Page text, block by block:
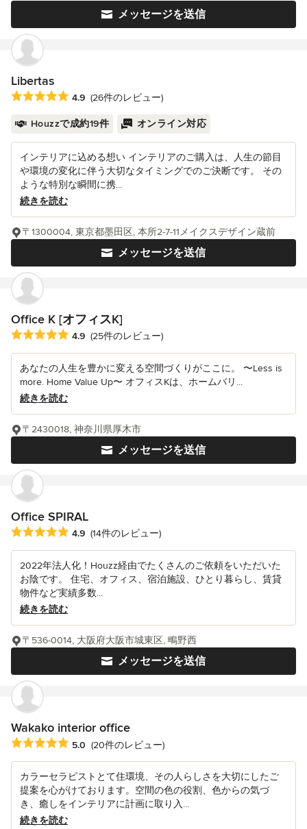
メッセージを送信
Libertas
平均評価：5つ星中 星4.9
4.9 (26件のレビュー)
Houzzで成約19件 オンライン対応
インテリアに込める想い インテリアのご購入は、人生の節目
や環境の変化に伴う大切なタイミングでのご決断です。 その
ような特別な瞬間に携...
続きを読む
メッセージを送信
〒1300004, 東京都墨田区, 本所2-7-11メイクスデザイン蔵前
Office K [オフィスK]
平均評価：5つ星中 星4.9
4.9 (25件のレビュー)
あなたの人生を豊かに変える空間づくりがここに。 〜Less is
more. Home Value Up〜 オフィスKは、ホームバリ...
続きを読む
メッセージを送信
〒2430018, 神奈川県厚木市
Office SPIRAL
平均評価：5つ星中 星4.9
4.9 (14件のレビュー)
2022年法人化！Houzz経由でたくさんのご依頼をいただいた
お陰です。 住宅、オフィス、宿泊施設、ひとり暮らし、賃貸
物件など実績多数...
続きを読む
メッセージを送信
〒536-0014, 大阪府大阪市城東区, 鴫野西
Wakako interior office
平均評価：5つ星中 星5
5.0 (20件のレビュー)
カラーセラピストとて住環境、その人らしさを大切にしたご
提案を心がけております。空間の色の役割、色からの気づ
き、癒しをインテリアに計画に取り入...
続きを読む